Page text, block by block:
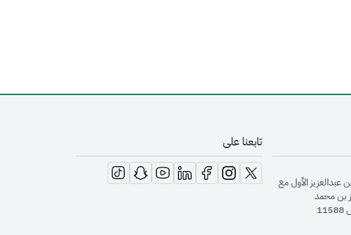
عبدالعزيز الأول مع
بن محمد
تابعنا على
opens in new window
opens in new window
opens in new window
opens in new window
opens in new window
opens in new window
opens in new window